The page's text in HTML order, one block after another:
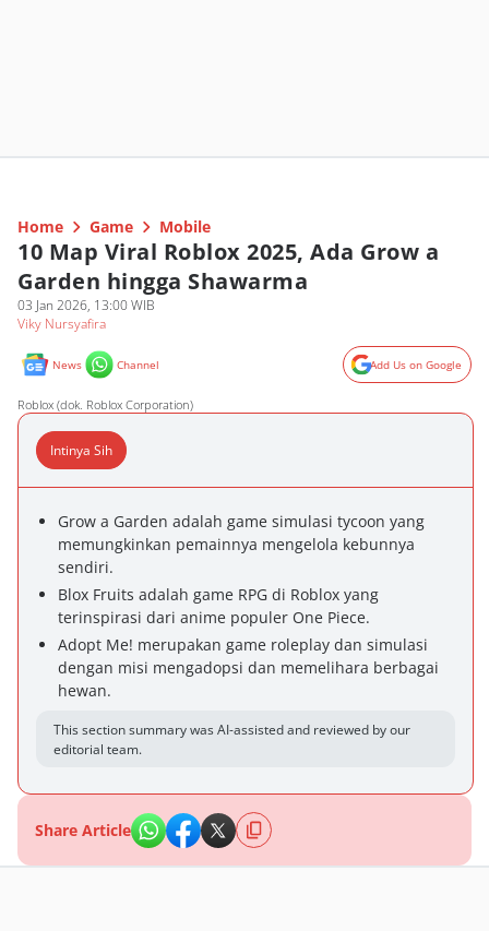
Home Game Mobile
10 Map Viral Roblox 2025, Ada Grow a
Garden hingga Shawarma
03 Jan 2026, 13:00 WIB
Viky Nursyafira
News Channel Add Us on Google
Roblox (dok. Roblox Corporation)
Intinya Sih
Grow a Garden adalah game simulasi tycoon yang
memungkinkan pemainnya mengelola kebunnya
sendiri.
Blox Fruits adalah game RPG di Roblox yang
terinspirasi dari anime populer One Piece.
Adopt Me! merupakan game roleplay dan simulasi
dengan misi mengadopsi dan memelihara berbagai
hewan.
This section summary was AI-assisted and reviewed by our
editorial team.
Share Article